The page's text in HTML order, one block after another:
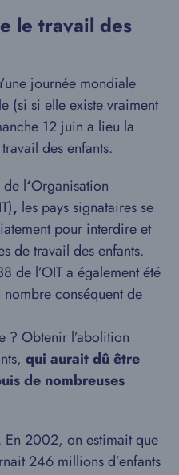
le travail des
journée mondiale
(si si elle existe vraiment
12 juin a lieu la
des enfants.
de l‘Organisation
, les pays signataires se
pour interdire et
de travail des enfants.
de l’OIT a également été
conséquent de
? Obtenir l’abolition
qui aurait dû être
de nombreuses
En 2002, on estimait que
246 millions d’enfants